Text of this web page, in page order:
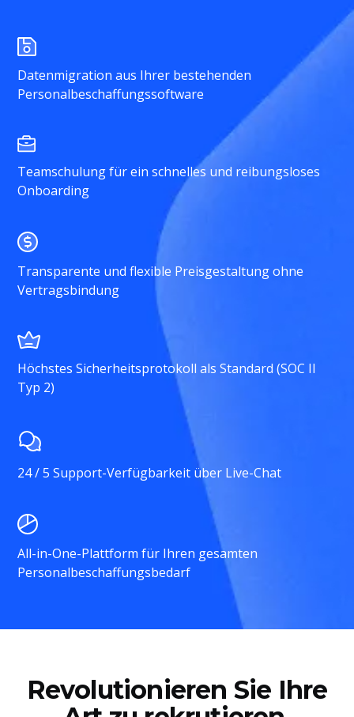
Datenmigration aus Ihrer bestehenden
Personalbeschaffungssoftware
Teamschulung für ein schnelles und reibungsloses
Onboarding
Transparente und flexible Preisgestaltung ohne
Vertragsbindung
Höchstes Sicherheitsprotokoll als Standard (SOC II
Typ 2)
24 / 5 Support-Verfügbarkeit über Live-Chat
All-in-One-Plattform für Ihren gesamten
Personalbeschaffungsbedarf
Revolutionieren Sie Ihre